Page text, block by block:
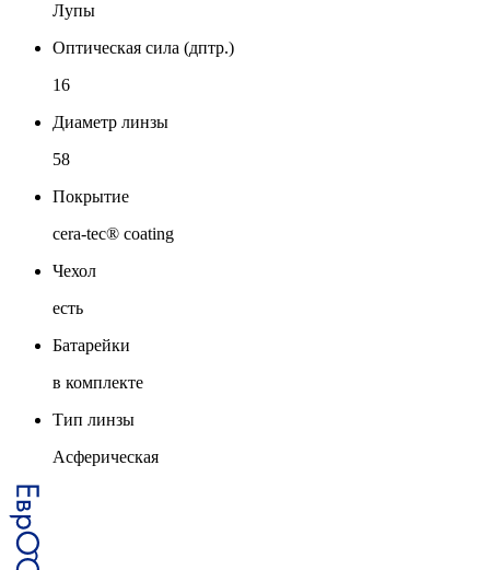
Лупы
Оптическая сила (дптр.)
16
Диаметр линзы
58
Покрытие
cera-tec® coating
Чехол
есть
Батарейки
в комплекте
Тип линзы
Асферическая